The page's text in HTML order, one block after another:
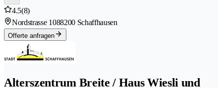
4.5(8)
Nordstrasse 1088200 Schaffhausen
Offerte anfragen
Alterszentrum Breite / Haus Wiesli und